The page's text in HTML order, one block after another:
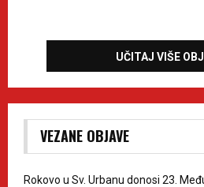
UČITAJ VIŠE
VEZANE OBJAVE
Rokovo u Sv. Urbanu donosi 23.